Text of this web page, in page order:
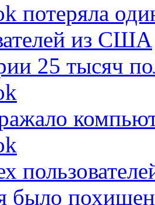
потеряла
из США
25 тысяч
было